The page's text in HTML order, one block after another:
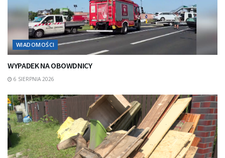
WIADOMOŚCI
WYPADEK NA OBOWDNICY
6 SIERPNIA 2026